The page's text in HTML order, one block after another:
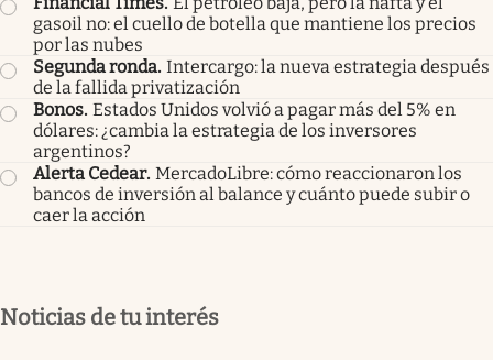
gasoil no: el cuello de botella que mantiene los precios
por las nubes
Segunda ronda. Intercargo: la nueva estrategia después
de la fallida privatización
Bonos. Estados Unidos volvió a pagar más del 5% en
dólares: ¿cambia la estrategia de los inversores
argentinos?
Alerta Cedear. MercadoLibre: cómo reaccionaron los
bancos de inversión al balance y cuánto puede subir o
caer la acción
Noticias de tu interés